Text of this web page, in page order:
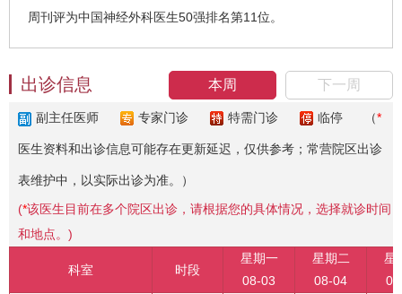
周刊评为中国神经外科医生50强排名第11位。
本周 下一周
出诊信息
副主任医师 专家门诊 特需门诊 临停 （*
医生资料和出诊信息可能存在更新延迟，仅供参考；常营院区出诊
表维护中，以实际出诊为准。）
(*该医生目前在多个院区出诊，请根据您的具体情况，选择就诊时间
和地点。)
科室 时段
星期一
08-03
星期二
08-04
星